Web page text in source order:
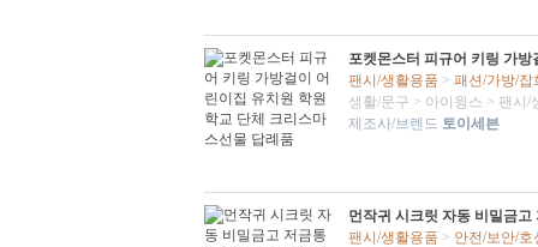
포켓몬스터 피규어 키링 가
팬시/생활용품 > 패션/가방/잡
생활/문구 > 아이윙스 > 팬시/
제조사/브렌드 토이세븐
먼작귀 시크릿 자동 비밀금
팬시/생활용품 > 안전/보안/호